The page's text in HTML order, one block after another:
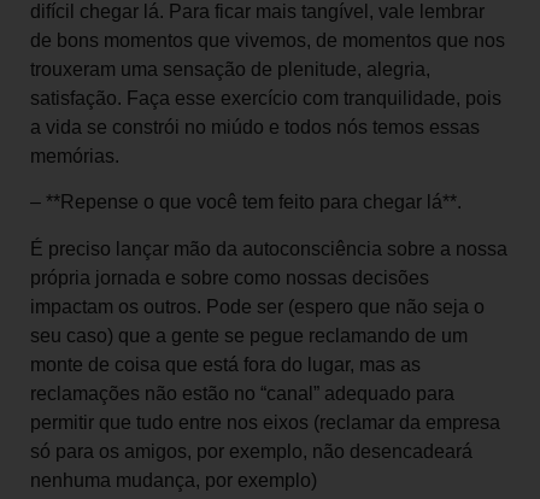
difícil chegar lá. Para ficar mais tangível, vale lembrar
de bons momentos que vivemos, de momentos que nos
trouxeram uma sensação de plenitude, alegria,
satisfação. Faça esse exercício com tranquilidade, pois
a vida se constrói no miúdo e todos nós temos essas
memórias.
– **Repense o que você tem feito para chegar lá**.
É preciso lançar mão da autoconsciência sobre a nossa
própria jornada e sobre como nossas decisões
impactam os outros. Pode ser (espero que não seja o
seu caso) que a gente se pegue reclamando de um
monte de coisa que está fora do lugar, mas as
reclamações não estão no “canal” adequado para
permitir que tudo entre nos eixos (reclamar da empresa
só para os amigos, por exemplo, não desencadeará
nenhuma mudança, por exemplo)